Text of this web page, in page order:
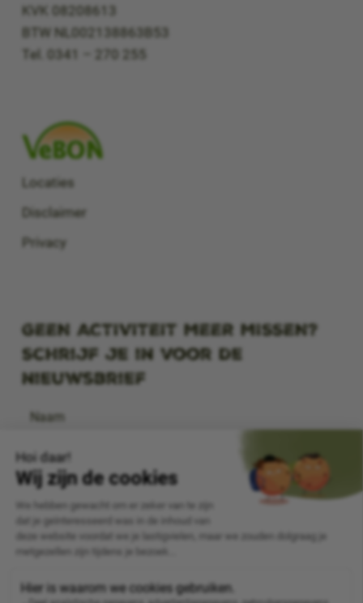
KVK 08208613
BTW NL002138863B53
Tel. 0341 – 270 255
Locaties
Disclaimer
Privacy
GEEN ACTIVITEIT MEER MISSEN?
Schrijf je in voor de
nieuwsbrief